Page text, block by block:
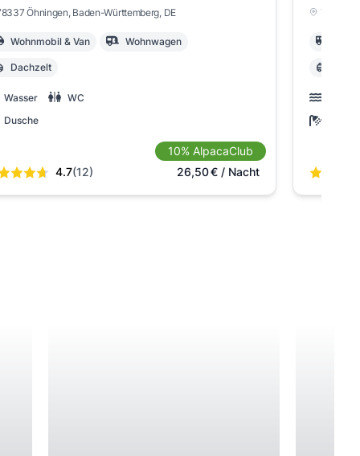
Öhningen, Baden-Württemberg, DE
Wohnmobil & Van Wohnwagen
Dachzelt
Wasser
WC
Dusche
4.7(12)
10% AlpacaClub
26,50€ / Nacht
78337